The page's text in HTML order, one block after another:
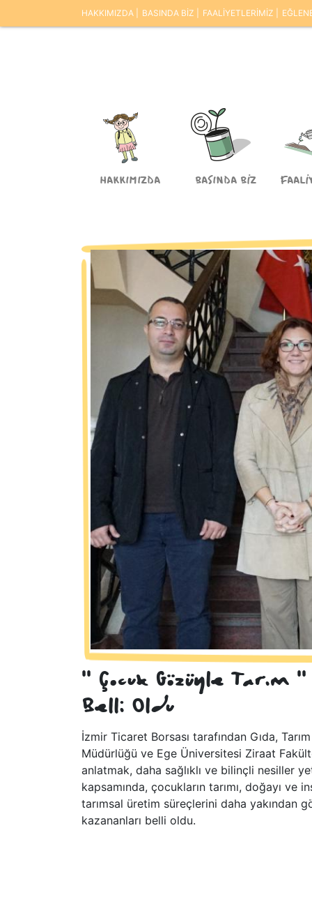
HAKKIMIZDA BASINDA BİZ FAALİYETLERİMİZ
HAKKIMIZDA BASINDA BİZ
'' Çocuk Gözüyle Tarım
Belli Oldu
İzmir Ticaret Borsası tarafından Gıda,
Müdürlüğü ve Ege Üniversitesi Ziraat
anlatmak, daha sağlıklı ve bilinçli nesiller
kapsamında, çocukların tarımı, doğayı
tarımsal üretim süreçlerini daha yakından
kazananları belli oldu.